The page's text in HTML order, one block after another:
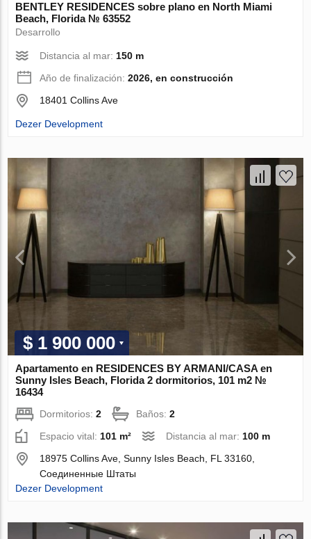
BENTLEY RESIDENCES sobre plano en North Miami
Beach, Florida № 63552
Desarrollo
Distancia al mar:150 m
Año de finalización:2026, en construcción
18401 Collins Ave
Dezer Development
$ 1 900 000
Apartamento en RESIDENCES BY ARMANI/CASA en
Sunny Isles Beach, Florida 2 dormitorios, 101 m2 №
16434
Dormitorios:2 Baños:2
Espacio vital: 101 m² Distancia al mar: 100 m
18975 Collins Ave, Sunny Isles Beach, FL 33160,
Соединенные Штаты
Dezer Development